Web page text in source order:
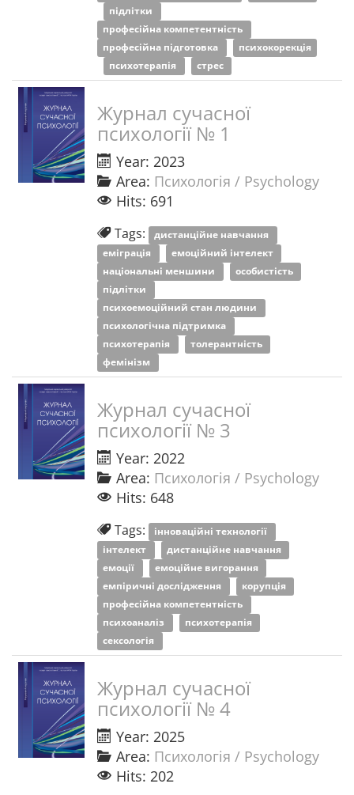
підлітки
професійна компетентність
професійна підготовка
психокорекція
психотерапія
стрес
Журнал сучасної
психології № 1
Year: 2023
Area: Психологія / Psychology
Hits: 691
Tags: дистанційне навчання
еміграція
емоційний інтелект
національні меншини
особистість
підлітки
психоемоційний стан людини
психологічна підтримка
психотерапія
толерантність
фемінізм
Журнал сучасної
психології № 3
Year: 2022
Area: Психологія / Psychology
Hits: 648
Tags: інноваційні технології
інтелект
дистанційне навчання
емоції
емоційне вигорання
емпіричні дослідження
корупція
професійна компетентність
психоаналіз
психотерапія
сексологія
Журнал сучасної
психології № 4
Year: 2025
Area: Психологія / Psychology
Hits: 202